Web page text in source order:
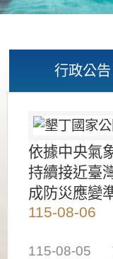
行政公告
依據中央氣
持續接近臺
成防災應變
115-08-06
115-08-05